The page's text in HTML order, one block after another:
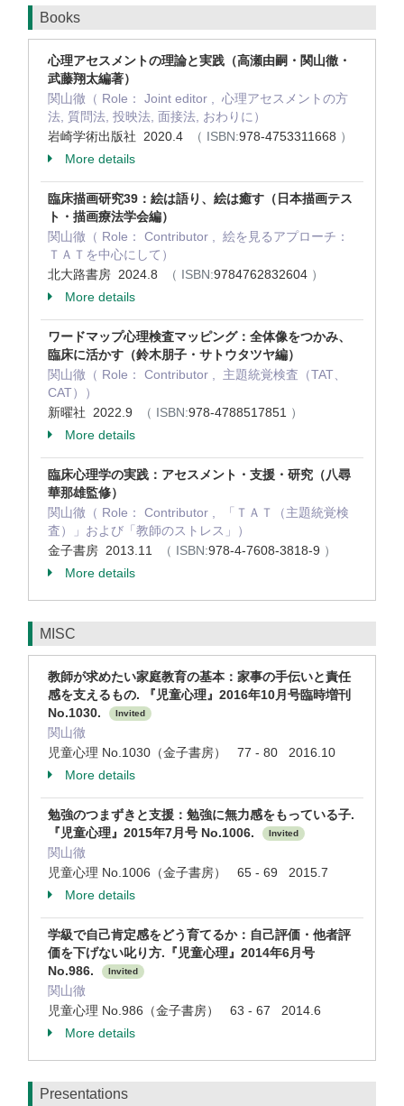
Books
心理アセスメントの理論と実践（高瀬由嗣・関山徹・
武藤翔太編著）
関山徹（ Role： Joint editor , 心理アセスメントの方
法, 質問法, 投映法, 面接法, おわりに）
岩崎学術出版社 2020.4
（ ISBN:978-4753311668 ）
More details
臨床描画研究39：絵は語り、絵は癒す（日本描画テス
ト・描画療法学会編）
関山徹（ Role： Contributor , 絵を見るアプローチ：
ＴＡＴを中心にして）
北大路書房 2024.8
（ ISBN:9784762832604 ）
More details
ワードマップ心理検査マッピング：全体像をつかみ、
臨床に活かす（鈴木朋子・サトウタツヤ編）
関山徹（ Role： Contributor , 主題統覚検査（TAT、
CAT））
新曜社 2022.9
（ ISBN:978-4788517851 ）
More details
臨床心理学の実践：アセスメント・支援・研究（八尋
華那雄監修）
関山徹（ Role： Contributor , 「ＴＡＴ（主題統覚検
査）」および「教師のストレス」）
金子書房 2013.11
（ ISBN:978-4-7608-3818-9 ）
More details
MISC
教師が求めたい家庭教育の基本：家事の手伝いと責任
感を支えるもの. 『児童心理』2016年10月号臨時増刊
No.1030.
Invited
関山徹
児童心理 No.1030（金子書房） 77 - 80 2016.10
More details
勉強のつまずきと支援：勉強に無力感をもっている子.
『児童心理』2015年7月号 No.1006.
Invited
関山徹
児童心理 No.1006（金子書房） 65 - 69 2015.7
More details
学級で自己肯定感をどう育てるか：自己評価・他者評
価を下げない叱り方.『児童心理』2014年6月号
No.986.
Invited
関山徹
児童心理 No.986（金子書房） 63 - 67 2014.6
More details
Presentations